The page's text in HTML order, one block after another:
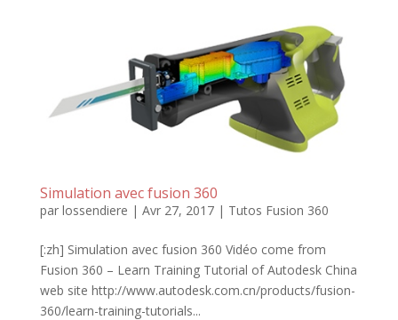
Simulation avec fusion 360
par lossendiere | Avr 27, 2017| Tutos Fusion 360
[:zh] Simulation avec fusion 360 Vidéo come from
Fusion 360 – Learn Training Tutorial of Autodesk China
web site http://www.autodesk.com.cn/products/fusion-
360/learn-training-tutorials...